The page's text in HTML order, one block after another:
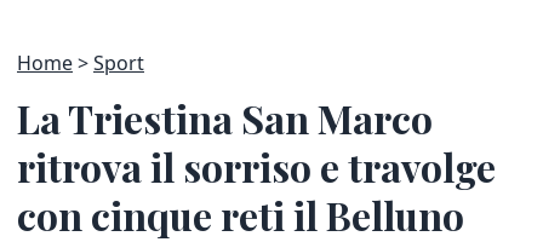
Home Sport
La Triestina San Marco
ritrova il sorriso e travolge
con cinque reti il Belluno